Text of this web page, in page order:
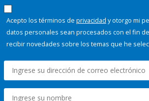
Acepto los términos de privacidad y otorgo mi
datos personales sean procesados con el fin
recibir novedades sobre los temas que he